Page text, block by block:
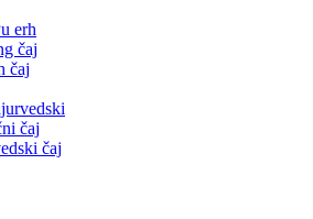
erh
čaj
čaj
čaj
čaj